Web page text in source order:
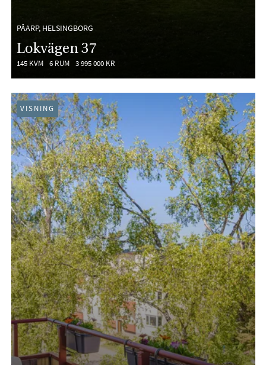
PÅARP, HELSINGBORG
Lokvägen 37
145 KVM 6 RUM 3 995 000 KR
VISNING